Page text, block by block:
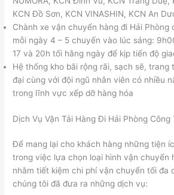
KCN Đồ Sơn, KCN VINASHIN, KCN An
Chành xe vận chuyển hàng đi Hải Phòng
mỗi ngày 4 – 5 chuyến vào lúc sáng:
17 và 20h tối hằng ngày để kịp tiến độ
Hệ thống kho bãi rộng rãi, sạch sẽ, trang
đại cùng với đội ngũ nhân viên có nhiều
trong lĩnh vực xếp dỡ hàng hóa
Dịch Vụ Vận Tải Hàng Đi Hải Phòng
Để mang lại cho khách hàng những tiện
trong việc lựa chọn loại hình vận chuyển
nhằm tiết kiệm chi phí vận chuyển tối đa
chúng tôi đã đưa ra những dịch vụ: